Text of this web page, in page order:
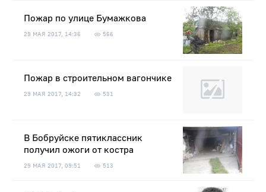
Пожар по улице Бумажкова
29 МАЯ 2017, 14:36 566
Пожар в строительном вагончике
29 МАЯ 2017, 14:32 531
В Бобруйске пятиклассник
получил ожоги от костра
29 МАЯ 2017, 09:51 513